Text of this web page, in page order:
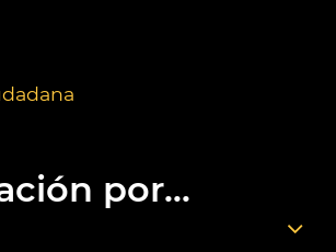
por...